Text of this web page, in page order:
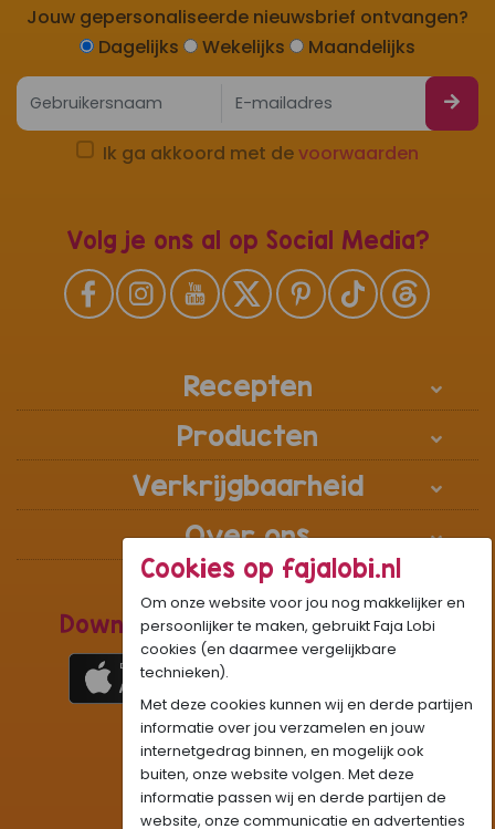
Jouw gepersonaliseerde nieuwsbrief ontvangen?
Dagelijks
Wekelijks Maandelijks
Ik ga akkoord met devoorwaarden
Volg je ons al op Social Media?
Recepten
Producten
Verkrijgbaarheid
Over ons
Download de Recepten Webapp
WhatsApp Community:
Onze gifjes al eens geprobeerd?: GIF
Beleef Sandhia’s Recepten in:
Cookies op fajalobi.nl
Om onze website voor jou nog makkelijker en
persoonlijker te maken, gebruikt Faja Lobi
cookies (en daarmee vergelijkbare
technieken).
Met deze cookies kunnen wij en derde partijen
informatie over jou verzamelen en jouw
internetgedrag binnen, en mogelijk ook
buiten, onze website volgen. Met deze
informatie passen wij en derde partijen de
website, onze communicatie en advertenties